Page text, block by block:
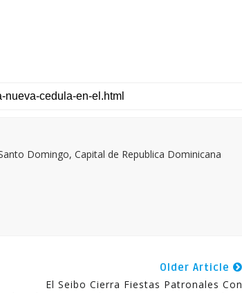
Domingo, Capital de Republica Dominicana
Older Article
El Seibo Cierra Fiestas Patronales Con